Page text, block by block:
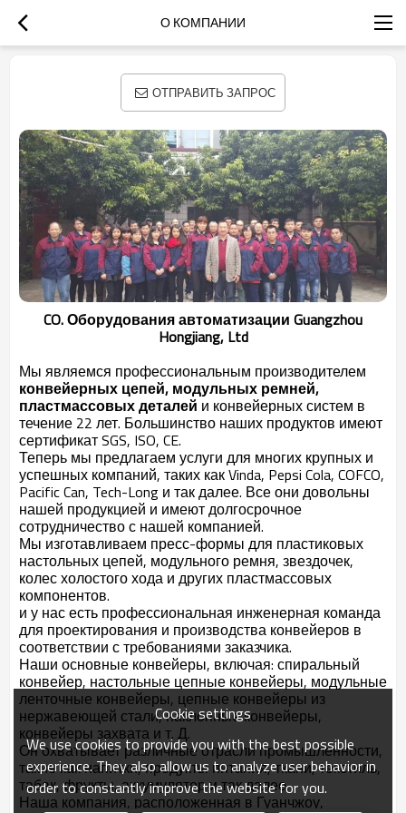
О КОМПАНИИ
ОТПРАВИТЬ ЗАПРОС
CO. Оборудования автоматизации Guangzhou
Hongjiang, Ltd
Мы являемся профессиональным производителем
конвейерных цепей, модульных ремней,
пластмассовыхдеталей и конвейерных систем в
течение 22 лет. Большинство наших продуктов имеют
сертификат SGS, ISO, CE.
Теперь мы предлагаем услуги для многих крупных и
успешных компаний, таких как Vinda, Pepsi Cola, COFCO,
Pacific Can, Tech-Long и так далее. Все они довольны
нашей продукцией и имеют долгосрочное
сотрудничество с нашей компанией.
Мы изготавливаем пресс-формы для пластиковых
настольных цепей, модульного ремня, звездочек,
колес холостого хода и других пластмассовых
компонентов.
и у нас есть профессиональная инженерная команда
для проектирования и производства конвейеров в
соответствии с требованиями заказчика.
Наши основные конвейеры, включая: спиральный
конвейер, настольные цепные конвейеры, модульные
ленточные конвейеры, цепные конвейеры из
нержавеющей стали, наклонные конвейеры,
конвейеры захвата и т. Д.
Он охватывает различные отрасли промышленности,
такие как напитки, продукты питания, ткани, текстиль,
табак, фрукты, аккумулятор и так далее.
Наша компания, расположенная в Гуанчжоу,
Cookie settings
We use cookies to provide you with the best possible
experience. They also allow us to analyze user behavior in
order to constantly improve the website for you.